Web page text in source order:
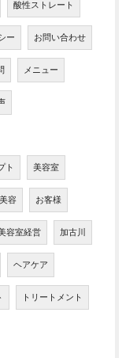
酸性ストレート
ー お問い合わせ
メニュー
ト 美容室
容 お客様
容室経営 加古川
ヘアケア
トリートメント